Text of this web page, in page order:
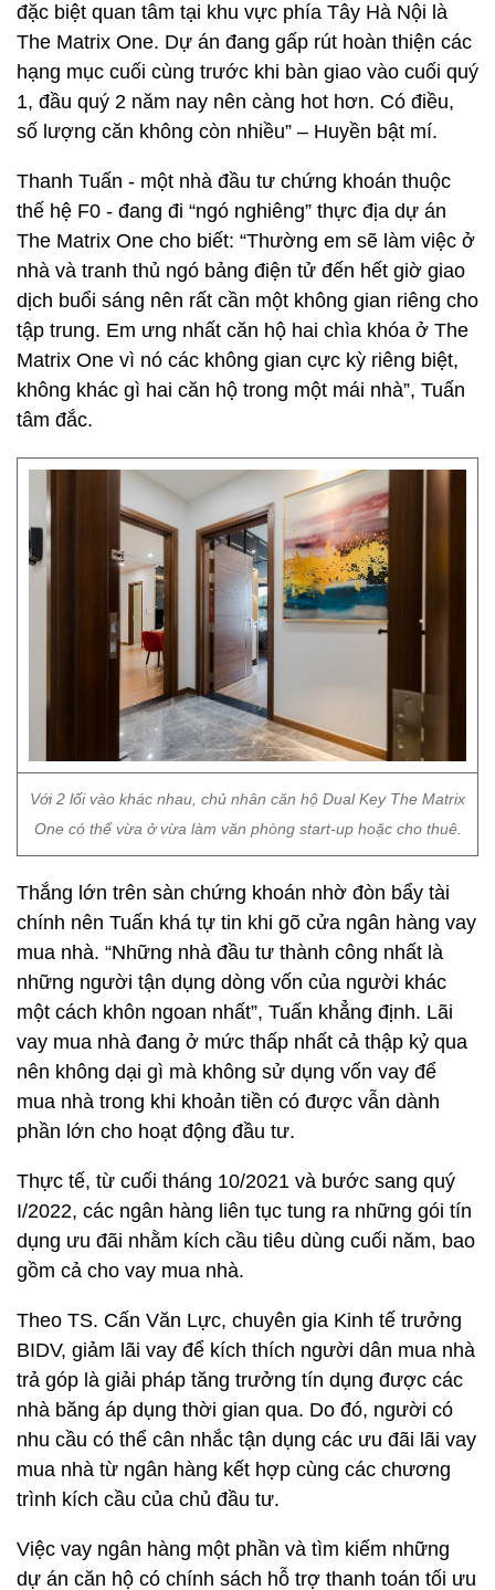
đặc biệt quan tâm tại khu vực phía Tây Hà Nội là
The Matrix One. Dự án đang gấp rút hoàn thiện các
hạng mục cuối cùng trước khi bàn giao vào cuối quý
1, đầu quý 2 năm nay nên càng hot hơn. Có điều,
số lượng căn không còn nhiều” – Huyền bật mí.
Thanh Tuấn - một nhà đầu tư chứng khoán thuộc
thế hệ F0 - đang đi “ngó nghiêng” thực địa dự án
The Matrix One cho biết: “Thường em sẽ làm việc ở
nhà và tranh thủ ngó bảng điện tử đến hết giờ giao
dịch buổi sáng nên rất cần một không gian riêng cho
tập trung. Em ưng nhất căn hộ hai chìa khóa ở The
Matrix One vì nó các không gian cực kỳ riêng biệt,
không khác gì hai căn hộ trong một mái nhà”, Tuấn
tâm đắc.
Với 2 lối vào khác nhau, chủ nhân căn hộ Dual Key The Matrix
One có thể vừa ở vừa làm văn phòng start-up hoặc cho thuê.
Thắng lớn trên sàn chứng khoán nhờ đòn bẩy tài
chính nên Tuấn khá tự tin khi gõ cửa ngân hàng vay
mua nhà. “Những nhà đầu tư thành công nhất là
những người tận dụng dòng vốn của người khác
một cách khôn ngoan nhất”, Tuấn khẳng định. Lãi
vay mua nhà đang ở mức thấp nhất cả thập kỷ qua
nên không dại gì mà không sử dụng vốn vay để
mua nhà trong khi khoản tiền có được vẫn dành
phần lớn cho hoạt động đầu tư.
Thực tế, từ cuối tháng 10/2021 và bước sang quý
I/2022, các ngân hàng liên tục tung ra những gói tín
dụng ưu đãi nhằm kích cầu tiêu dùng cuối năm, bao
gồm cả cho vay mua nhà.
Theo TS. Cấn Văn Lực, chuyên gia Kinh tế trưởng
BIDV, giảm lãi vay để kích thích người dân mua nhà
trả góp là giải pháp tăng trưởng tín dụng được các
nhà băng áp dụng thời gian qua. Do đó, người có
nhu cầu có thể cân nhắc tận dụng các ưu đãi lãi vay
mua nhà từ ngân hàng kết hợp cùng các chương
trình kích cầu của chủ đầu tư.
Việc vay ngân hàng một phần và tìm kiếm những
dự án căn hộ có chính sách hỗ trợ thanh toán tối ưu